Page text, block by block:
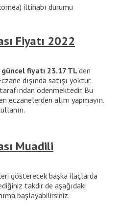
iltihabı durumu
Fiyatı 2022
fiyatı 23.17 TL‘den
dışında satışı yoktur.
ödenmektedir. Bu
eczanelerden alım yapmayın.
Muadili
gösterecek başka ilaçlarda
takdir de aşağıdaki
başlayabilirsiniz.